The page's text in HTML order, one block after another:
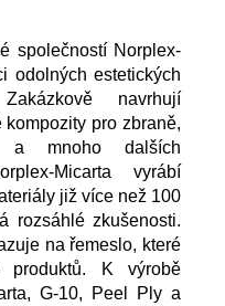
společností Norplex-
odolných estetických
navrhují
pro zbraně,
a mnoho dalších
Micarta vyrábí
již více než 100
rozsáhlé zkušenosti.
na řemeslo, které
K výrobě
G-10, Peel Ply a